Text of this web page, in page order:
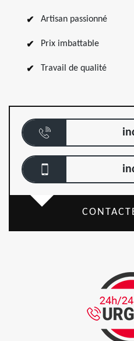
Artisan passionné
Prix imbattable
Travail de qualité